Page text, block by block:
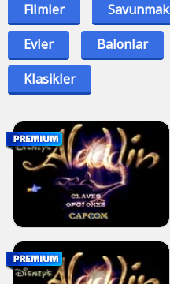
Filmler Savunmak
Evler
Balonlar
Klasikler